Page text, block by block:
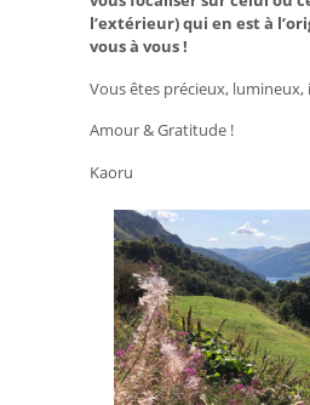
l’extérieur) qui en est à
vous à vous !
Vous êtes précieux,
Amour & Gratitude !
Kaoru